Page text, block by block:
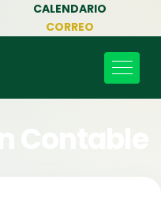
CALENDARIO
CORREO